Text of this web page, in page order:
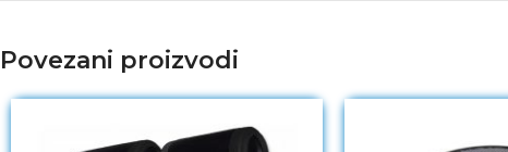
Povezani proizvodi